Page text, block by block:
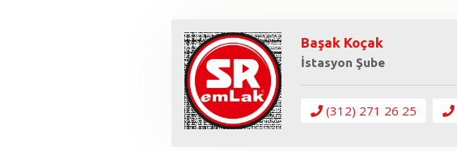
Başak Koçak
İstasyon Şube
(312) 271 26 25